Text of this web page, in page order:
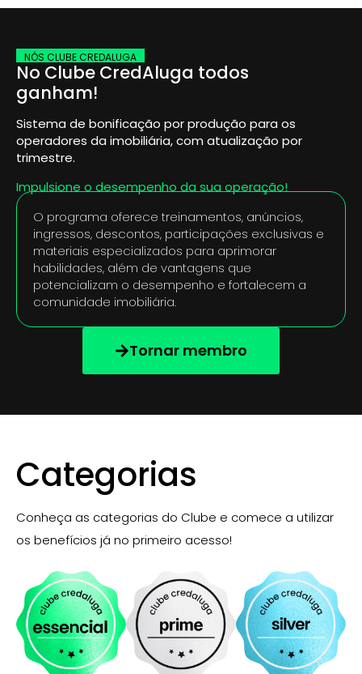
NÓS CLUBE CREDALUGA
No Clube CredAluga todos
ganham!
Sistema de bonificação por produção para os
operadores da imobiliária, com atualização por
trimestre.
Impulsione o desempenho da sua operação!
O programa oferece treinamentos, anúncios,
ingressos, descontos, participações exclusivas e
materiais especializados para aprimorar
habilidades, além de vantagens que
potencializam o desempenho e fortalecem a
comunidade imobiliária.
Tornar membro
Categorias
Conheça as categorias do Clube e comece a utilizar
os benefícios já no primeiro acesso!